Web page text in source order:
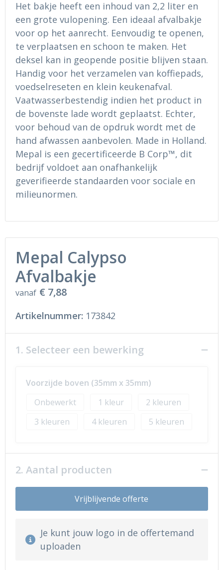
Ondergoed en Sokken
Regenkleding
Gereedschap
Schoenen
Hoofdbescherming
Gehoorbescherming
Ademhalingsbescherming
Sokken en Nachtkleding
Regenkleding
Schoenen
Gilets
Het bakje heeft een inhoud van 2,2 liter en
een grote vulopening. Een ideaal afvalbakje
voor op het aanrecht. Eenvoudig te openen,
te verplaatsen en schoon te maken. Het
deksel kan in geopende positie blijven staan.
Handig voor het verzamelen van koffiepads,
voedselreseten en klein keukenafval.
Vaatwasserbestendig indien het product in
de bovenste lade wordt geplaatst. Echter,
voor behoud van de opdruk wordt met de
hand afwassen aanbevolen. Made in Holland.
Mepal is een gecertificeerde B Corp™, dit
bedrijf voldoet aan onafhankelijk
geverifieerde standaarden voor sociale en
milieunormen.
Mepal Calypso
Afvalbakje
vanaf € 7,88
Artikelnummer: 173842
1. Selecteer een bewerking
Voorzijde boven (35mm x 35mm)
Onbewerkt
1
2
3
4 5
2. Aantal producten
Vrijblijvende offerte
Je kunt jouw logo in de offertemand
uploaden